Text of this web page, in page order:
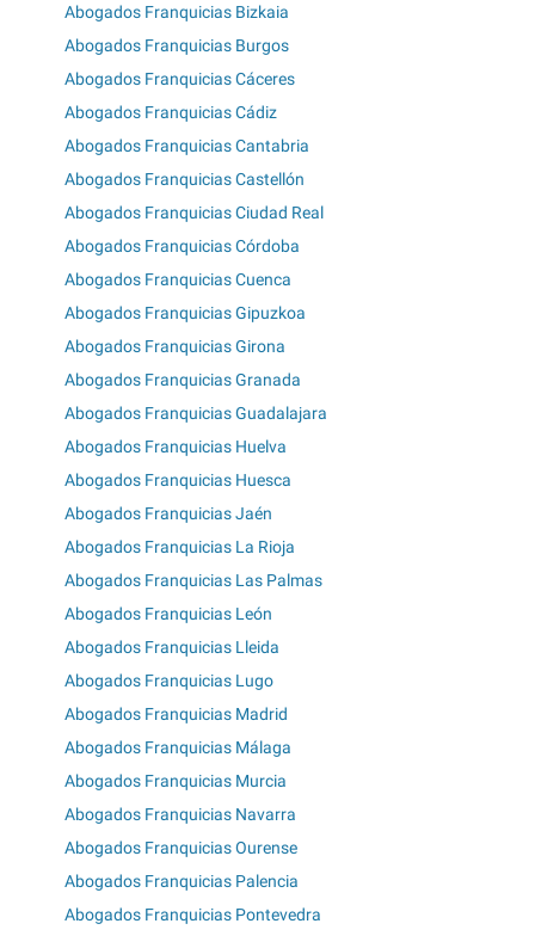
Abogados Franquicias Bizkaia
Abogados Franquicias Burgos
Abogados Franquicias Cáceres
Abogados Franquicias Cádiz
Abogados Franquicias Cantabria
Abogados Franquicias Castellón
Abogados Franquicias Ciudad Real
Abogados Franquicias Córdoba
Abogados Franquicias Cuenca
Abogados Franquicias Gipuzkoa
Abogados Franquicias Girona
Abogados Franquicias Granada
Abogados Franquicias Guadalajara
Abogados Franquicias Huelva
Abogados Franquicias Huesca
Abogados Franquicias Jaén
Abogados Franquicias La Rioja
Abogados Franquicias Las Palmas
Abogados Franquicias León
Abogados Franquicias Lleida
Abogados Franquicias Lugo
Abogados Franquicias Madrid
Abogados Franquicias Málaga
Abogados Franquicias Murcia
Abogados Franquicias Navarra
Abogados Franquicias Ourense
Abogados Franquicias Palencia
Abogados Franquicias Pontevedra